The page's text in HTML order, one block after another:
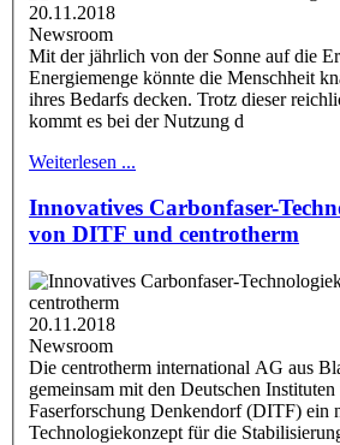
20.11.2018
Newsroom
Mit der jährlich von der Sonne auf die
Energiemenge könnte die Menschheit
ihres Bedarfs decken. Trotz dieser
kommt es bei der Nutzung d
Weiterlesen ...
Innovatives Carbonfaser-
von DITF und centrotherm
20.11.2018
Newsroom
Die centrotherm international AG aus
gemeinsam mit den Deutschen
Faserforschung Denkendorf (DITF) ein
Technologiekonzept für die